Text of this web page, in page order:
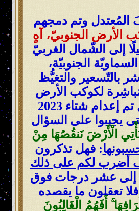
المُعتدل وتم دمجهم
الجنوبيّ، آهٍ
إلى الشّمال الغربيّ
الجنوبيّة،
بالتّسعير والتغيُّظ
لكوكب الأرض
منذ منتصف ليل القطب الجنوبيّ وبالضبط بتاريخ: (10 يوليو 2023)؛ فلا رجعة للوراء كما أفتيناكم بالحق؛ بل تم إعدام شتاء 2023
على السؤال
الْأَرْضَ نَنقُصُهَا مِنْ
: فهل تذكرون
أضرب لكم على ذلك
إلى عشر درجات فوق
تعقلون ما يقصده
أَفَهُمُ الْغَالِبُونَ